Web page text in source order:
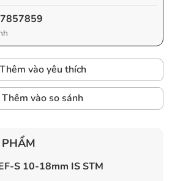
Thêm vào yêu thích
Thêm vào so sánh
S 10-18mm IS STM